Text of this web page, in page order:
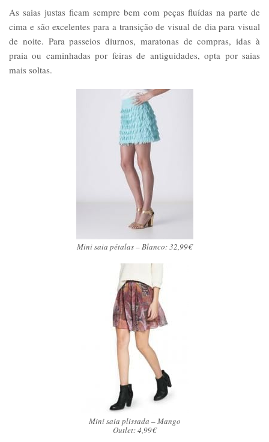
As saias justas ficam sempre bem com peças fluídas na parte de
cima e são excelentes para a transição de visual de dia para visual
de noite. Para passeios diurnos, maratonas de compras, idas à
praia ou caminhadas por feiras de antiguidades, opta por saias
mais soltas.
Mini saia pétalas – Blanco: 32,99€
Mini saia plissada – Mango
Outlet: 4,99€